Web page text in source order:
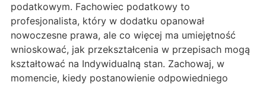
podatkowym. Fachowiec podatkowy to
profesjonalista, który w dodatku opanował
nowoczesne prawa, ale co więcej ma umiejętność
wnioskować, jak przekształcenia w przepisach mogą
kształtować na Indywidualną stan. Zachowaj, w
momencie, kiedy postanowienie odpowiedniego